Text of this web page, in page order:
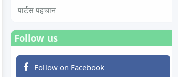
पार्टस पहचान
Follow us
Follow on Facebook